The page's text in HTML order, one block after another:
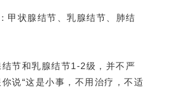
甲状腺结节、乳腺结节、肺结
节和乳腺结节1-2级，并不严
说“这是小事，不用治疗，不适